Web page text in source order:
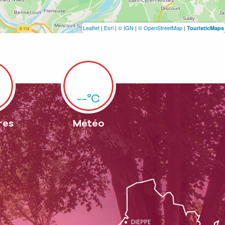
Leaflet | Esri | © IGN | © OpenStreetMap | TouristicMaps
--°C
Météo